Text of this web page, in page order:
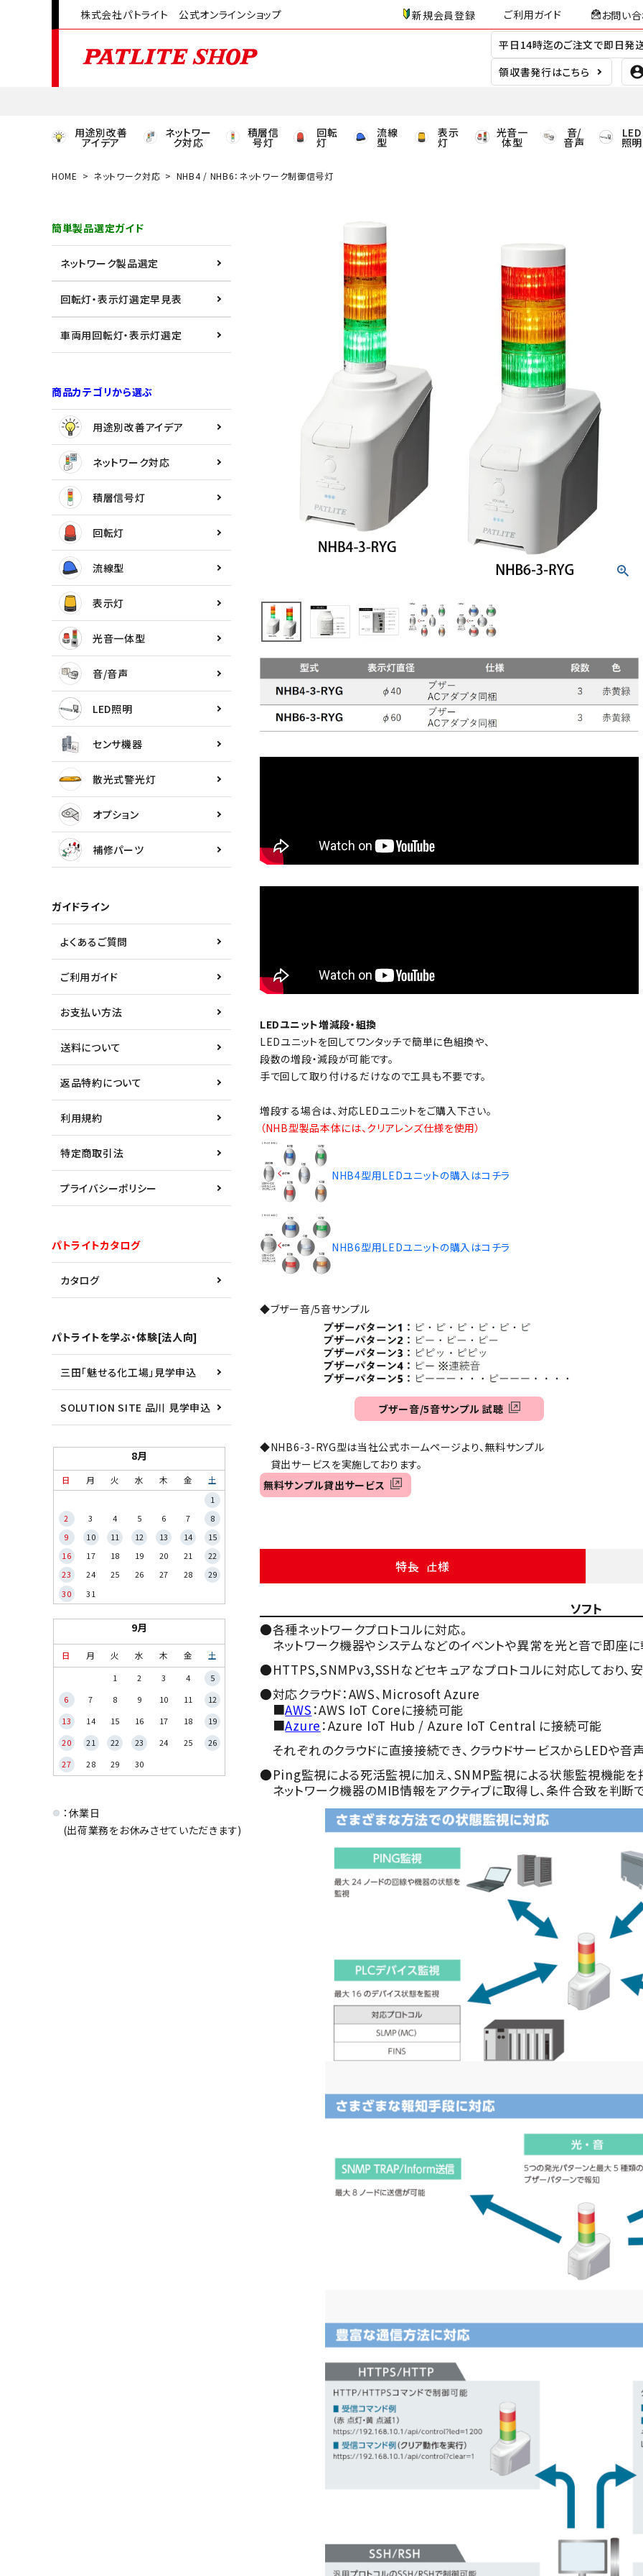
株式会社パトライト 公式オンラインショップ 新規会員登録 ご利用ガイド お問い
平日14時迄のご注文で即日発
領収書発行はこちら
用途別改善
アイデア
ネットワー
ク対応
積層信
号灯
回転
灯
流線
型
表示
灯
光音一
体型
音/
音声
LED
照明
ACCOUNT MENU
person
用途別改善アイデア
積層信号灯
回転灯
流線型
表示灯
光音一体型
音/音声
LED照明
センサ機器
散光式警光灯
オプション
補修パーツ
製品選定の仕方
ガイドライン
HOME ネットワーク対応 NHB4 / NHB6：ネットワーク制御信号灯
簡単製品選定ガイド
ネットワーク製品選定
回転灯・表示灯選定早見表
車両用回転灯・表示灯選定
商品カテゴリから選ぶ
用途別改善アイデア
ネットワーク対応
積層信号灯
回転灯
流線型
表示灯
光音一体型
音/音声
LED照明
センサ機器
散光式警光灯
オプション
補修パーツ
ガイドライン
よくあるご質問
ご利用ガイド
お支払い方法
送料について
返品特約について
利用規約
特定商取引法
プライバシーポリシー
パトライトカタログ
カタログ
パトライトを学ぶ・体験[法人向]
三田「魅せる化工場」見学申込
SOLUTION SITE 品川 見学申込
8月
日 月 火 水 木 金 土
1
2
3 4 5 6 7
8
9
10 11 12 13 14
15
16
17 18 19 20 21
22
23
24 25 26 27 28
29
30
31
9月
日 月 火 水 木 金 土
1 2 3 4
5
6
7 8 9 10 11
12
13
14 15 16 17 18
19
20
21 22 23 24 25
26
27
28 29 30
：休業日
(出荷業務をお休みさせていただきます)
LEDユニット増減段・組換
LEDユニットを回してワンタッチで簡単に色組換や、
段数の増段・減段が可能です。
手で回して取り付けるだけなので工具も不要です。
増段する場合は、対応LEDユニットをご購入下さい。
（NHB型製品本体には、クリアレンズ仕様を使用）
NHB4型用LEDユニットの購入はコチラ
NHB6型用LEDユニットの購入はコチラ
◆ブザー音/5音サンプル
ブザー音/5音サンプル 試聴
◆NHB6-3-RYG型は当社公式ホームページより、無料サンプル
貸出サービスを実施しております。
無料サンプル貸出サービス
特長・仕様
ソフト
●各種ネットワークプロトコルに対応。
ネットワーク機器やシステムなどのイベントや異常を光と音で即座に
●HTTPS,SNMPv3,SSHなどセキュアなプロトコルに対応しており、安
●対応クラウド：AWS、Microsoft Azure
■AWS ：AWS IoT Coreに接続可能
■Azure ：Azure IoT Hub / Azure IoT Central に接続可能
それぞれのクラウドに直接接続でき、クラウドサービスからLEDや音
●Ping監視による死活監視に加え、SNMP監視による状態監視機能を
ネットワーク機器のMIB情報をアクティブに取得し、条件合致を判断